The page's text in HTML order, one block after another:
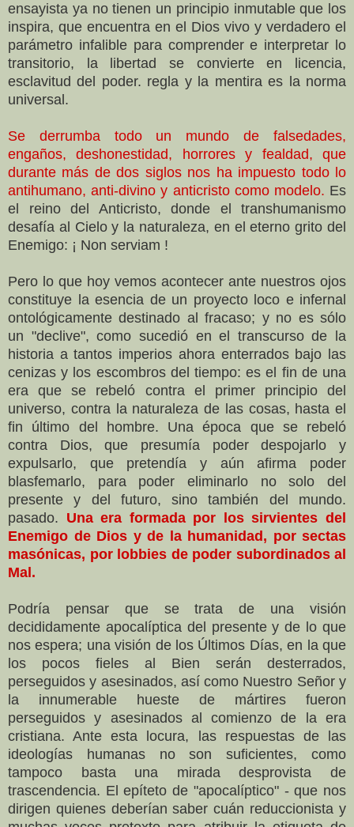
ensayista ya no tienen un principio inmutable que los
inspira, que encuentra en el Dios vivo y verdadero el
parámetro infalible para comprender e interpretar lo
transitorio, la libertad se convierte en licencia,
esclavitud del poder. regla y la mentira es la norma
universal.
Se derrumba todo un mundo de falsedades,
engaños, deshonestidad, horrores y fealdad, que
durante más de dos siglos nos ha impuesto todo lo
antihumano, anti-divino y anticristo como modelo. Es
el reino del Anticristo, donde el transhumanismo
desafía al Cielo y la naturaleza, en el eterno grito del
Enemigo: ¡ Non serviam !
Pero lo que hoy vemos acontecer ante nuestros ojos
constituye la esencia de un proyecto loco e infernal
ontológicamente destinado al fracaso; y no es sólo
un "declive", como sucedió en el transcurso de la
historia a tantos imperios ahora enterrados bajo las
cenizas y los escombros del tiempo: es el fin de una
era que se rebeló contra el primer principio del
universo, contra la naturaleza de las cosas, hasta el
fin último del hombre. Una época que se rebeló
contra Dios, que presumía poder despojarlo y
expulsarlo, que pretendía y aún afirma poder
blasfemarlo, para poder eliminarlo no solo del
presente y del futuro, sino también del mundo.
pasado. Una era formada por los sirvientes del
Enemigo de Dios y de la humanidad, por sectas
masónicas, por lobbies de poder subordinados al
Mal.
Podría pensar que se trata de una visión
decididamente apocalíptica del presente y de lo que
nos espera; una visión de los Últimos Días, en la que
los pocos fieles al Bien serán desterrados,
perseguidos y asesinados, así como Nuestro Señor y
la innumerable hueste de mártires fueron
perseguidos y asesinados al comienzo de la era
cristiana. Ante esta locura, las respuestas de las
ideologías humanas no son suficientes, como
tampoco basta una mirada desprovista de
trascendencia. El epíteto de "apocalíptico" - que nos
dirigen quienes deberían saber cuán reduccionista y